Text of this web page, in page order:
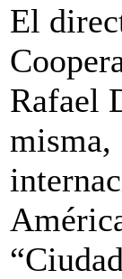
El
Rafael
misma,